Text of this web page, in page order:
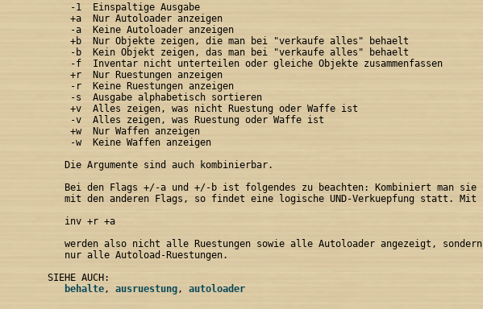
     -1  Einspaltige Ausgabe
     +a  Nur Autoloader anzeigen
     -a  Keine Autoloader anzeigen
     +b  Nur Objekte zeigen, die man bei "verkaufe alles" behaelt
     -b  Kein Objekt zeigen, das man bei "verkaufe alles" behaelt
     -f  Inventar nicht unterteilen oder gleiche Objekte zusammenfassen
     +r  Nur Ruestungen anzeigen
     -r  Keine Ruestungen anzeigen
     -s  Ausgabe alphabetisch sortieren
     +v  Alles zeigen, was nicht Ruestung oder Waffe ist
     -v  Alles zeigen, was Ruestung oder Waffe ist
     +w  Nur Waffen anzeigen
     -w  Keine Waffen anzeigen
    Die Argumente sind auch kombinierbar.
    Bei den Flags +/-a und +/-b ist folgendes zu beachten: Kombiniert man sie
    mit den anderen Flags, so findet eine logische UND-Verkuepfung statt. Mit
    inv +r +a
    werden also nicht alle Ruestungen sowie alle Autoloader angezeigt, sondern
    nur alle Autoload-Ruestungen.
    behalte
, ausruestung ,